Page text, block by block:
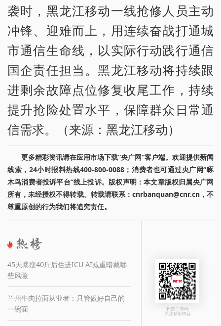
袭时，黑龙江移动一线抢修人员主动
冲锋、迎难而上，用连续奋战打通城
市通信生命线，以实际行动践行通信
国企责任担当。黑龙江移动将持续跟
进剩余故障点位修复收尾工作，持续
提升抢险处置水平，保障群众日常通
信需求。（来源：黑龙江移动）
更多精彩资讯请在应用市场下载“央广网”客户端。欢迎提供新闻
线索，24小时报料热线400-800-0088；消费者也可通过央广网“啄
木鸟消费者投诉平台”线上投诉。版权声明：本文章版权归属央广网
所有，未经授权不得转载。转载请联系：cnrbanquan@cnr.cn，不
尊重原创的行为我们将追究责任。
45天暴瘦40斤后住进ICU AI减重暗藏哪
些风险
兰州牛肉拉面从业者：只管做好自己的
一碗面
长按二维码
关注精彩内容